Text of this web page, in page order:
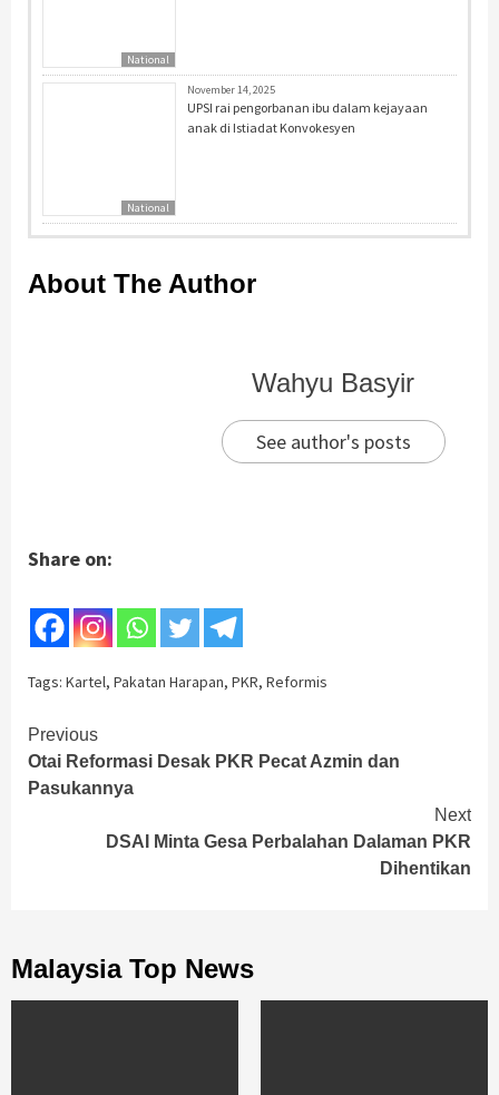
National
National
November 14, 2025
UPSI rai pengorbanan ibu dalam kejayaan
anak di Istiadat Konvokesyen
About The Author
Wahyu Basyir
See author's posts
Share on:
Tags: Kartel, Pakatan Harapan, PKR, Reformis
Previous
Otai Reformasi Desak PKR Pecat Azmin dan
Pasukannya
Next
DSAI Minta Gesa Perbalahan Dalaman PKR
Dihentikan
Malaysia Top News